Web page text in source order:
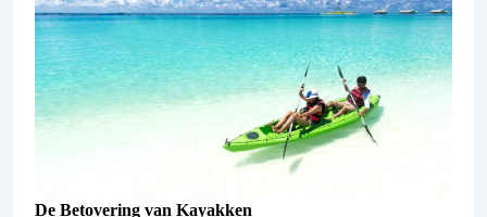
De Betovering van Kayakken